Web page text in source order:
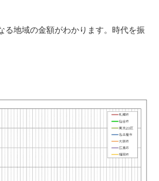
る地域の金額がわかります。時代を振